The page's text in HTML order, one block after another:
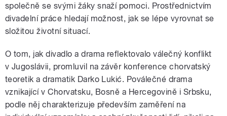
společně se svými žáky snaží pomoci. Prostřednictvím
divadelní práce hledají možnost, jak se lépe vyrovnat se
složitou životní situací.
O tom, jak divadlo a drama reflektovalo válečný konflikt
v Jugoslávii, promluvil na závěr konference chorvatský
teoretik a dramatik Darko Lukić. Poválečné drama
vznikající v Chorvatsku, Bosně a Hercegovině i Srbsku,
podle něj charakterizuje především zaměření na